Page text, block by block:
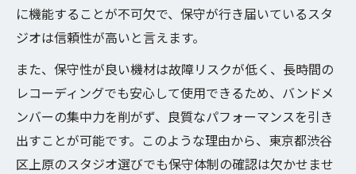
に機能することが不可欠で、保守が行き届いているスタ
ジオは信頼性が高いと言えます。
また、保守性が良い機材は故障リスクが低く、長時間の
レコーディングでも安心して使用できるため、バンドメ
ンバーの集中力を削がず、良質なパフォーマンスを引き
出すことが可能です。このような理由から、東京都渋谷
区上原のスタジオ選びでも保守体制の確認は欠かせませ